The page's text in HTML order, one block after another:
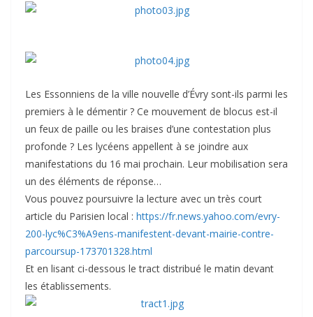
Les Essonniens de la ville nouvelle d’Évry sont-ils parmi les
premiers à le démentir ? Ce mouvement de blocus est-il
un feux de paille ou les braises d’une contestation plus
profonde ? Les lycéens appellent à se joindre aux
manifestations du 16 mai prochain. Leur mobilisation sera
un des éléments de réponse…
Vous pouvez poursuivre la lecture avec un très court
article du Parisien local : https://fr.news.yahoo.com/evry-
200-lyc%C3%A9ens-manifestent-devant-mairie-contre-
parcoursup-173701328.html
Et en lisant ci-dessous le tract distribué le matin devant
les établissements.